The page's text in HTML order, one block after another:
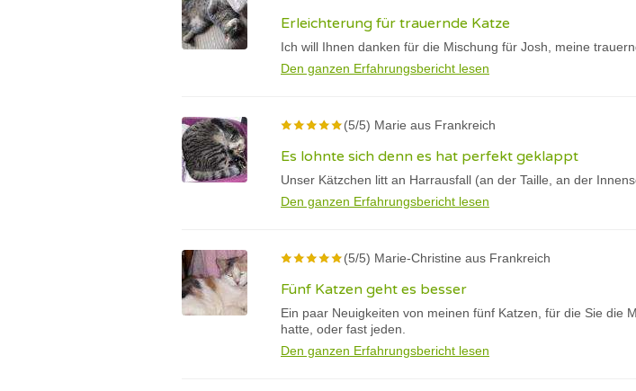
Erleichterung für trauernde Katze
Ich will Ihnen danken für die Mischung für Josh, meine
Den ganzen Erfahrungsbericht lesen
(5/5) Marie aus Frankreich
Es lohnte sich denn es hat perfekt geklappt
Unser Kätzchen litt an Harrausfall (an der Taille, an der
Den ganzen Erfahrungsbericht lesen
(5/5) Marie-Christine aus Frankreich
Fünf Katzen geht es besser
Ein paar Neuigkeiten von meinen fünf Katzen, für die Sie die
hatte, oder fast jeden.
Den ganzen Erfahrungsbericht lesen